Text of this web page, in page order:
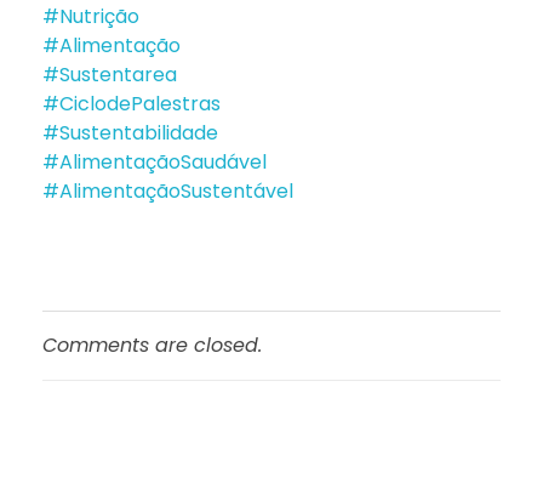
#Nutrição
#Alimentação
#Sustentarea
#CiclodePalestras
#Sustentabilidade
#AlimentaçãoSaudável
#AlimentaçãoSustentável
Comments are closed.